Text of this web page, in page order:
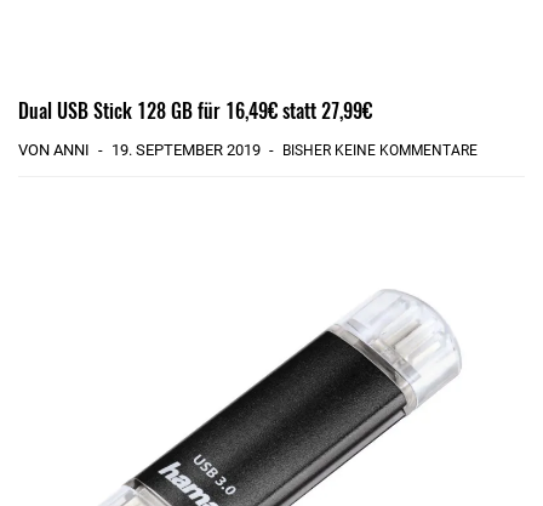
Dual USB Stick 128 GB für 16,49€ statt 27,99€
VON ANNI 19. SEPTEMBER 2019 BISHER KEINE KOMMENTARE